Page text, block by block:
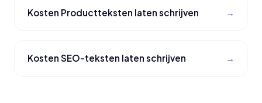
Kosten Productteksten laten schrijven
Kosten SEO-teksten laten schrijven